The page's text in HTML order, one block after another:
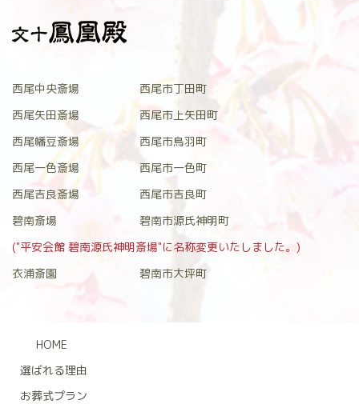
西尾中央斎場
西尾市丁田町
西尾矢田斎場
西尾市上矢田町
西尾幡豆斎場
西尾市鳥羽町
西尾一色斎場
西尾市一色町
西尾吉良斎場
西尾市吉良町
碧南斎場
碧南市源氏神明町
("平安会館 碧南源氏神明斎場"に名称変更いたしました。)
衣浦斎園
碧南市大坪町
HOME
選ばれる理由
お葬式プラン